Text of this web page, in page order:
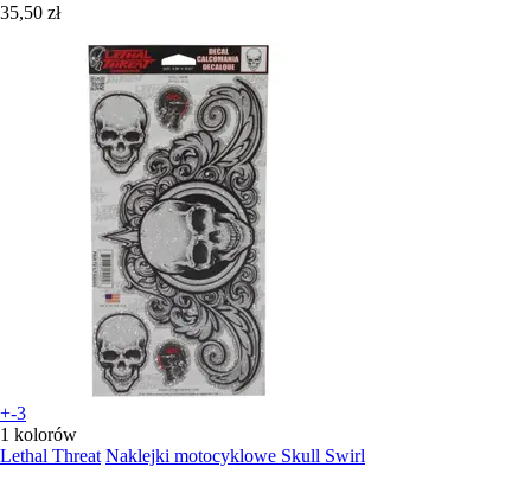
35,50 zł
+-3
1 kolorów
Lethal Threat Naklejki motocyklowe Skull Swirl